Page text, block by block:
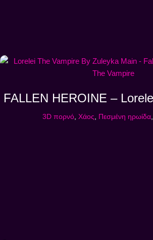
FALLEN HEROINE –
3D πορνό Χάος Πεσμένη ηρωίδα